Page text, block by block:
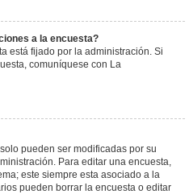
a la encuesta?
está fijado por la administración. Si
comuníquese con La
pueden ser modificadas por su
Para editar una encuesta,
este siempre esta asociado a la
pueden borrar la encuesta o editar